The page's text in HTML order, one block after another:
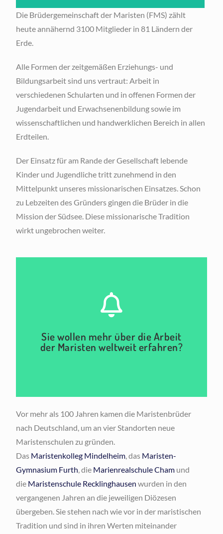
Die Brüdergemeinschaft der Maristen (FMS) zählt
heute annähernd 3100 Mitglieder in 81 Ländern der
Erde.
Alle Formen der zeitgemäßen Erziehungs- und
Bildungsarbeit sind uns vertraut: Arbeit in
verschiedenen Schularten und in offenen Formen der
Jugendarbeit und Erwachsenenbildung sowie im
wissenschaftlichen und handwerklichen Bereich in allen
Erdteilen.
Der Einsatz für am Rande der Gesellschaft lebende
Kinder und Jugendliche tritt zunehmend in den
Mittelpunkt unseres missionarischen Einsatzes. Schon
zu Lebzeiten des Gründers gingen die Brüder in die
Mission der Südsee. Diese missionarische Tradition
wirkt ungebrochen weiter.
Sie wollen mehr über die Arbeit
der Maristen weltweit erfahren?
Vor mehr als 100 Jahren kamen die Maristenbrüder
nach Deutschland, um an vier Standorten neue
Maristenschulen zu gründen.
Das Maristenkolleg Mindelheim, das Maristen-
Gymnasium Furth, die Marienrealschule Cham und
die Maristenschule Recklinghausen wurden in den
vergangenen Jahren an die jeweiligen Diözesen
übergeben. Sie stehen nach wie vor in der maristischen
Tradition und sind in ihren Werten miteinander